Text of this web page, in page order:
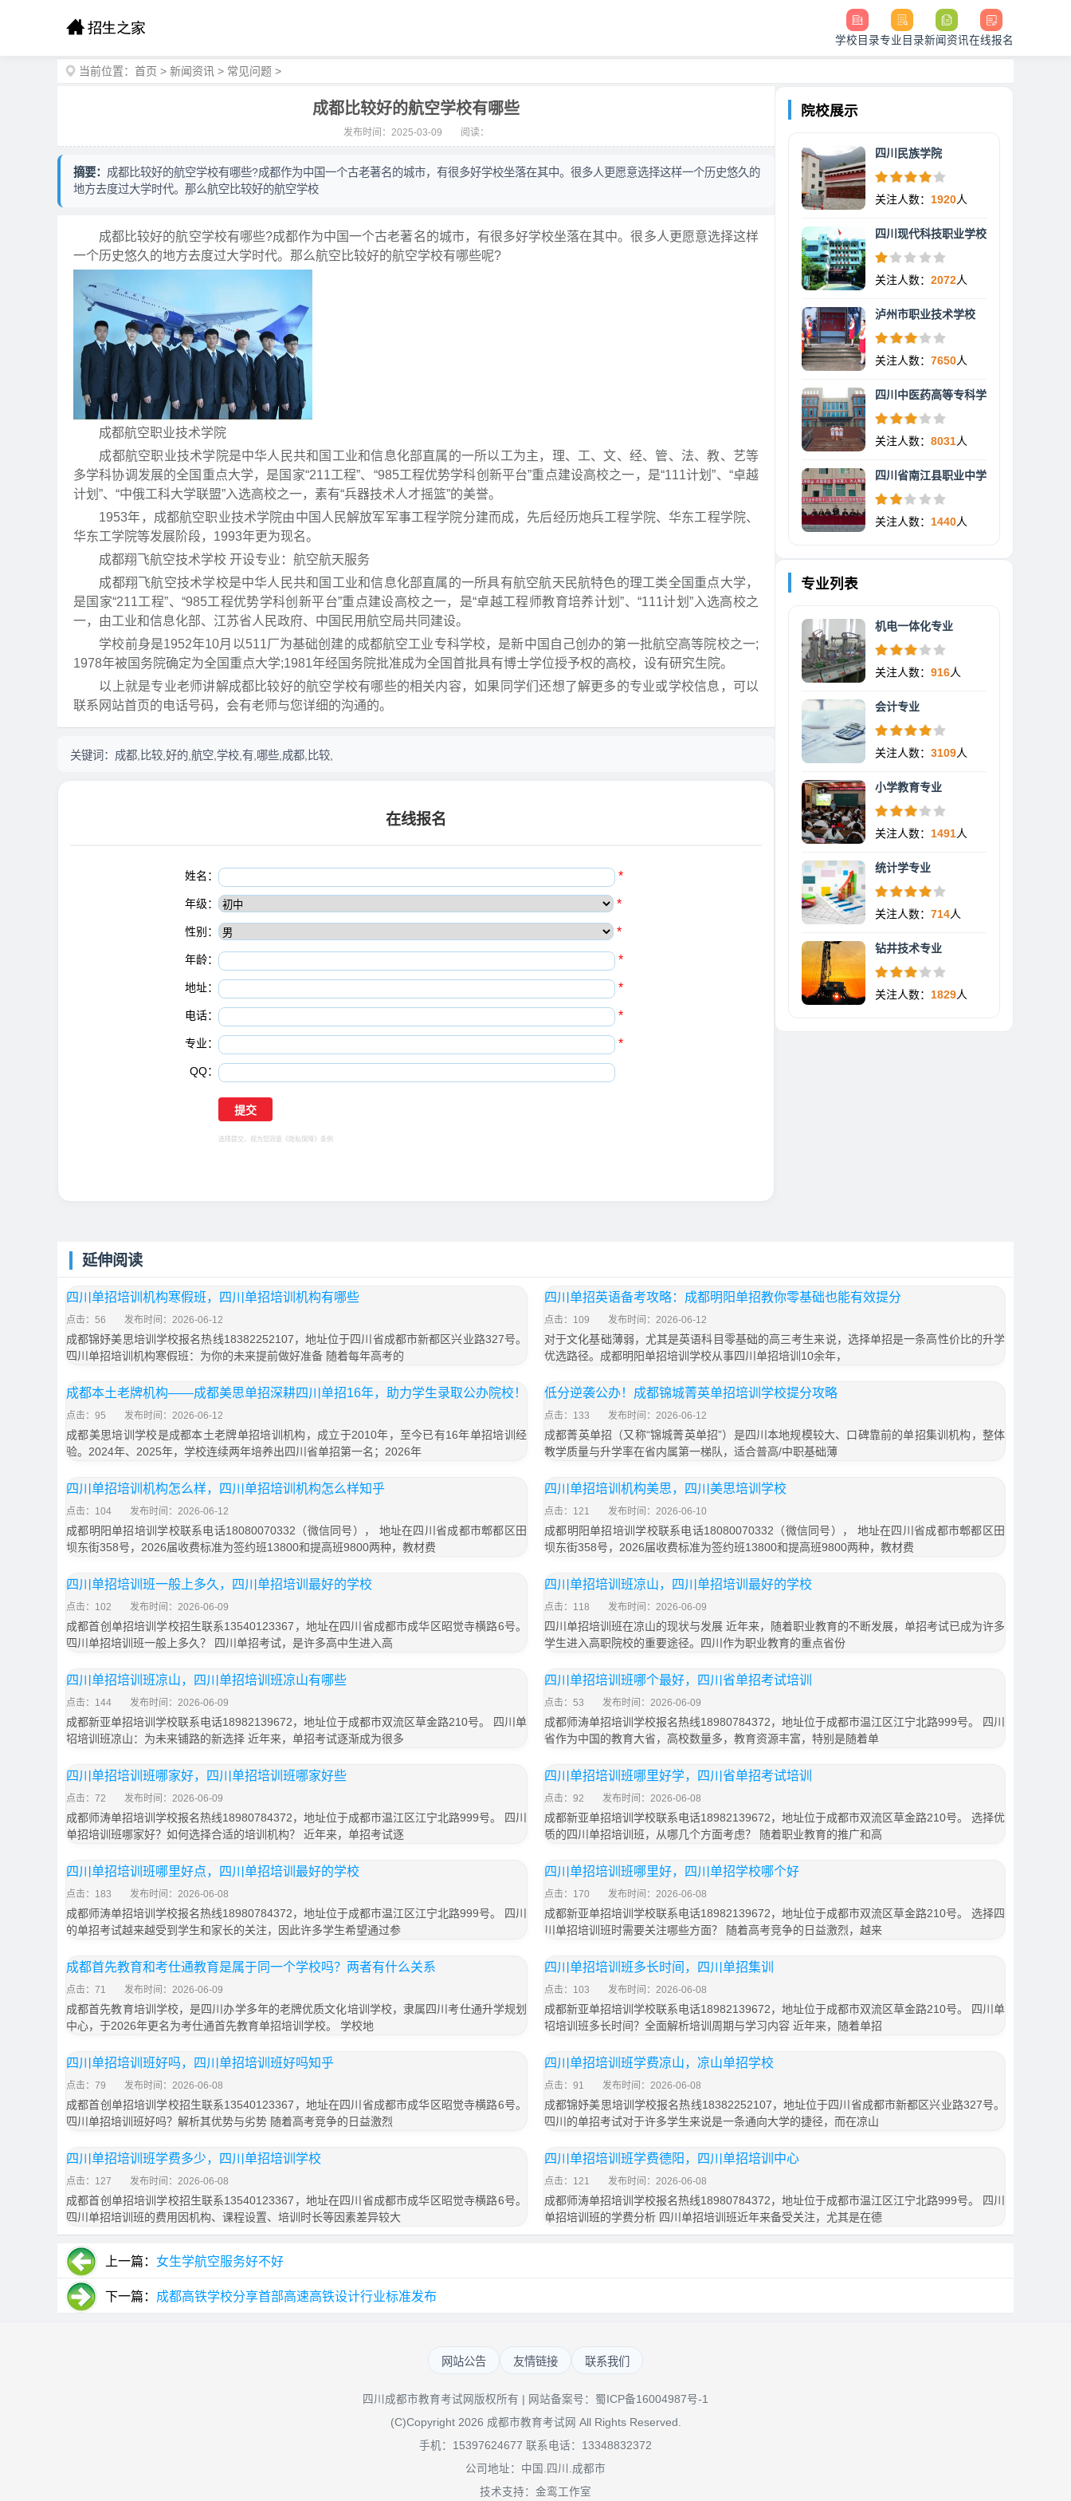
学校目录专业目录新闻资讯在线报名
当前位置： 首页 > 新闻资讯 > 常见问题 >
成都比较好的航空学校有哪些
发布时间：2025-03-09 阅读：
摘要： 成都比较好的航空学校有哪些?成都作为中国一个古老著名的城市，有很多好学校坐落在其中。很多人更愿意选择这样一个历史悠久的
地方去度过大学时代。那么航空比较好的航空学校
成都比较好的航空学校有哪些?成都作为中国一个古老著名的城市，有很多好学校坐落在其中。很多人更愿意选择这样
一个历史悠久的地方去度过大学时代。那么航空比较好的航空学校有哪些呢?
成都航空职业技术学院
成都航空职业技术学院是中华人民共和国工业和信息化部直属的一所以工为主，理、工、文、经、管、法、教、艺等
多学科协调发展的全国重点大学，是国家“211工程”、“985工程优势学科创新平台”重点建设高校之一，是“111计划”、“卓越
计划”、“中俄工科大学联盟”入选高校之一，素有“兵器技术人才摇篮”的美誉。
1953年，成都航空职业技术学院由中国人民解放军军事工程学院分建而成，先后经历炮兵工程学院、华东工程学院、
华东工学院等发展阶段，1993年更为现名。
成都翔飞航空技术学校 开设专业：航空航天服务
成都翔飞航空技术学校是中华人民共和国工业和信息化部直属的一所具有航空航天民航特色的理工类全国重点大学，
是国家“211工程”、“985工程优势学科创新平台”重点建设高校之一，是“卓越工程师教育培养计划”、“111计划”入选高校之
一，由工业和信息化部、江苏省人民政府、中国民用航空局共同建设。
学校前身是1952年10月以511厂为基础创建的成都航空工业专科学校，是新中国自己创办的第一批航空高等院校之一;
1978年被国务院确定为全国重点大学;1981年经国务院批准成为全国首批具有博士学位授予权的高校，设有研究生院。
以上就是专业老师讲解成都比较好的航空学校有哪些的相关内容，如果同学们还想了解更多的专业或学校信息，可以
联系网站首页的电话号码，会有老师与您详细的沟通的。
关键词： 成都,比较,好的,航空,学校,有,哪些,成都,比较,
在线报名
姓名： *
年级： *
性别： *
年龄： *
地址： *
电话： *
专业： *
QQ：
选择提交，视为您同意 《隐私保障》 条例
院校展示
四川民族学院
关注人数： 1920人
四川现代科技职业学校
关注人数： 2072人
泸州市职业技术学校
关注人数： 7650人
四川中医药高等专科学
关注人数： 8031人
四川省南江县职业中学
关注人数： 1440人
专业列表
机电一体化专业
关注人数： 916人
会计专业
关注人数： 3109人
小学教育专业
关注人数： 1491人
统计学专业
关注人数： 714人
钻井技术专业
关注人数： 1829人
延伸阅读
四川单招培训机构寒假班，四川单招培训机构有哪些
点击：56 发布时间：2026-06-12
成都锦妤美思培训学校报名热线18382252107，地址位于四川省成都市新都区兴业路327号。
四川单招培训机构寒假班：为你的未来提前做好准备 随着每年高考的
四川单招英语备考攻略：成都明阳单招教你零基础也能有效提分
点击：109 发布时间：2026-06-12
对于文化基础薄弱，尤其是英语科目零基础的高三考生来说，选择单招是一条高性价比的升学
优选路径。成都明阳单招培训学校从事四川单招培训10余年，
成都本土老牌机构——成都美思单招深耕四川单招16年，助力学生录取公办院校！
点击：95 发布时间：2026-06-12
成都美思培训学校是成都本土老牌单招培训机构，成立于2010年，至今已有16年单招培训经
验。2024年、2025年，学校连续两年培养出四川省单招第一名；2026年
低分逆袭公办！成都锦城菁英单招培训学校提分攻略
点击：133 发布时间：2026-06-12
成都菁英单招（又称“锦城菁英单招”）是四川本地规模较大、口碑靠前的单招集训机构，整体
教学质量与升学率在省内属第一梯队，适合普高/中职基础薄
四川单招培训机构怎么样，四川单招培训机构怎么样知乎
点击：104 发布时间：2026-06-12
成都明阳单招培训学校联系电话18080070332（微信同号）， 地址在四川省成都市郫都区田
坝东街358号，2026届收费标准为签约班13800和提高班9800两种，教材费
四川单招培训机构美思，四川美思培训学校
点击：121 发布时间：2026-06-10
成都明阳单招培训学校联系电话18080070332（微信同号）， 地址在四川省成都市郫都区田
坝东街358号，2026届收费标准为签约班13800和提高班9800两种，教材费
四川单招培训班一般上多久，四川单招培训最好的学校
点击：102 发布时间：2026-06-09
成都首创单招培训学校招生联系13540123367，地址在四川省成都市成华区昭觉寺横路6号。
四川单招培训班一般上多久？ 四川单招考试，是许多高中生进入高
四川单招培训班凉山，四川单招培训最好的学校
点击：118 发布时间：2026-06-09
四川单招培训班在凉山的现状与发展 近年来，随着职业教育的不断发展，单招考试已成为许多
学生进入高职院校的重要途径。四川作为职业教育的重点省份
四川单招培训班凉山，四川单招培训班凉山有哪些
点击：144 发布时间：2026-06-09
成都新亚单招培训学校联系电话18982139672，地址位于成都市双流区草金路210号。 四川单
招培训班凉山：为未来铺路的新选择 近年来，单招考试逐渐成为很多
四川单招培训班哪个最好，四川省单招考试培训
点击：53 发布时间：2026-06-09
成都师涛单招培训学校报名热线18980784372，地址位于成都市温江区江宁北路999号。 四川
省作为中国的教育大省，高校数量多，教育资源丰富，特别是随着单
四川单招培训班哪家好，四川单招培训班哪家好些
点击：72 发布时间：2026-06-09
成都师涛单招培训学校报名热线18980784372，地址位于成都市温江区江宁北路999号。 四川
单招培训班哪家好？如何选择合适的培训机构？ 近年来，单招考试逐
四川单招培训班哪里好学，四川省单招考试培训
点击：92 发布时间：2026-06-08
成都新亚单招培训学校联系电话18982139672，地址位于成都市双流区草金路210号。 选择优
质的四川单招培训班，从哪几个方面考虑？ 随着职业教育的推广和高
四川单招培训班哪里好点，四川单招培训最好的学校
点击：183 发布时间：2026-06-08
成都师涛单招培训学校报名热线18980784372，地址位于成都市温江区江宁北路999号。 四川
的单招考试越来越受到学生和家长的关注，因此许多学生希望通过参
四川单招培训班哪里好，四川单招学校哪个好
点击：170 发布时间：2026-06-08
成都新亚单招培训学校联系电话18982139672，地址位于成都市双流区草金路210号。 选择四
川单招培训班时需要关注哪些方面？ 随着高考竞争的日益激烈，越来
成都首先教育和考仕通教育是属于同一个学校吗？两者有什么关系
点击：71 发布时间：2026-06-09
成都首先教育培训学校，是四川办学多年的老牌优质文化培训学校，隶属四川考仕通升学规划
中心，于2026年更名为考仕通首先教育单招培训学校。 学校地
四川单招培训班多长时间，四川单招集训
点击：103 发布时间：2026-06-08
成都新亚单招培训学校联系电话18982139672，地址位于成都市双流区草金路210号。 四川单
招培训班多长时间？全面解析培训周期与学习内容 近年来，随着单招
四川单招培训班好吗，四川单招培训班好吗知乎
点击：79 发布时间：2026-06-08
成都首创单招培训学校招生联系13540123367，地址在四川省成都市成华区昭觉寺横路6号。
四川单招培训班好吗？解析其优势与劣势 随着高考竞争的日益激烈
四川单招培训班学费凉山，凉山单招学校
点击：91 发布时间：2026-06-08
成都锦妤美思培训学校报名热线18382252107，地址位于四川省成都市新都区兴业路327号。
四川的单招考试对于许多学生来说是一条通向大学的捷径，而在凉山
四川单招培训班学费多少，四川单招培训学校
点击：127 发布时间：2026-06-08
成都首创单招培训学校招生联系13540123367，地址在四川省成都市成华区昭觉寺横路6号。
四川单招培训班的费用因机构、课程设置、培训时长等因素差异较大
四川单招培训班学费德阳，四川单招培训中心
点击：121 发布时间：2026-06-08
成都师涛单招培训学校报名热线18980784372，地址位于成都市温江区江宁北路999号。 四川
单招培训班的学费分析 四川单招培训班近年来备受关注，尤其是在德
上一篇： 女生学航空服务好不好
下一篇： 成都高铁学校分享首部高速高铁设计行业标准发布
网站公告 友情链接 联系我们
四川成都市教育考试网版权所有 | 网站备案号： 蜀ICP备16004987号-1
(C)Copyright 2026 成都市教育考试网 All Rights Reserved.
手机：15397624677 联系电话：13348832372
公司地址：中国.四川.成都市
技术支持：金鸾工作室